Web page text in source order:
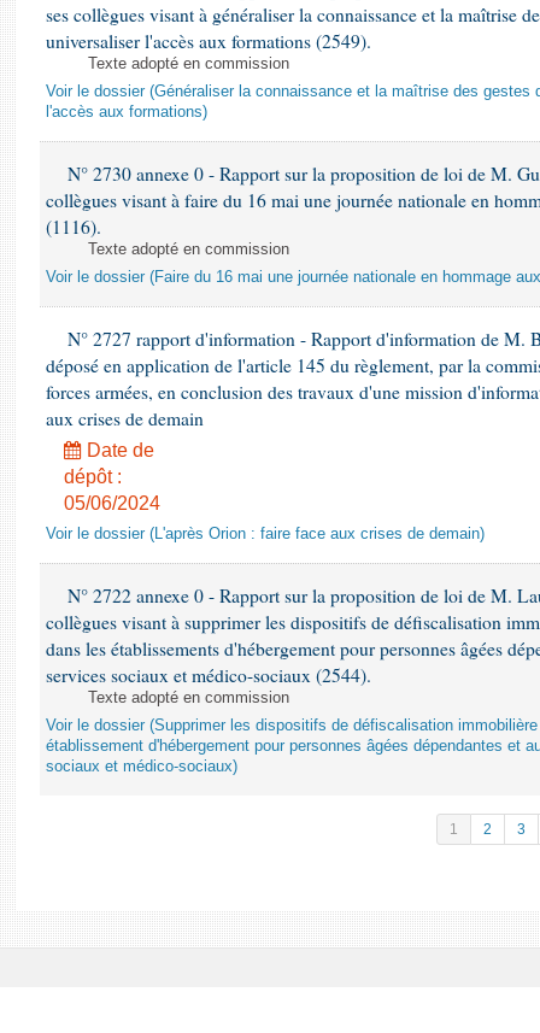
ses collègues visant à généraliser la connaissance et la maîtrise
universaliser l'accès aux formations (2549).
Texte adopté en commission
Voir le dossier (Généraliser la connaissance et la maîtrise des gestes
l'accès aux formations)
N° 2730 annexe 0 - Rapport sur la proposition de loi de M.
collègues visant à faire du 16 mai une journée nationale en
(1116).
Texte adopté en commission
Voir le dossier (Faire du 16 mai une journée nationale en hommage
N° 2727 rapport d'information - Rapport d'information de M.
déposé en application de l'article 145 du règlement, par la
forces armées, en conclusion des travaux d'une mission
aux crises de demain
Date de
dépôt :
05/06/2024
Voir le dossier (L'après Orion : faire face aux crises de demain)
N° 2722 annexe 0 - Rapport sur la proposition de loi de M.
collègues visant à supprimer les dispositifs de défiscalisation
dans les établissements d'hébergement pour personnes âgées
services sociaux et médico-sociaux (2544).
Texte adopté en commission
Voir le dossier (Supprimer les dispositifs de défiscalisation
établissement d'hébergement pour personnes âgées dépendantes et
sociaux et médico-sociaux)
1 2 3